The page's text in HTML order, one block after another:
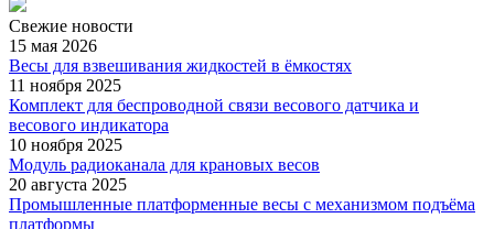
Свежие новости
15 мая 2026
Весы для взвешивания жидкостей в ёмкостях
11 ноября 2025
Комплект для беспроводной связи весового датчика и
весового индикатора
10 ноября 2025
Модуль радиоканала для крановых весов
20 августа 2025
Промышленные платформенные весы с механизмом подъёма
платформы